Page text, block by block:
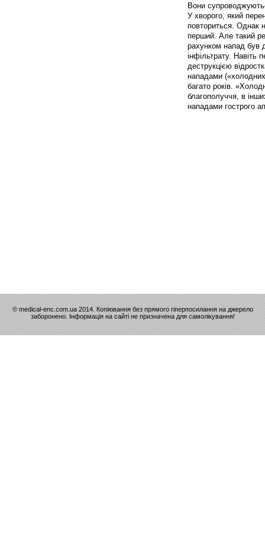
Вони
У хворого, який
повториться. Однак
перший. Але такий
рахунком напад був
інфільтрату. Навіть
деструкцією
нападами («холодних
багато років.
благополуччя, в
нападами гострого
© medical-enc.com.ua 2014. Копіювання без прямого гіперпосилання на джерело
заборонено. Інформація на сайті не призначена для самолікування!